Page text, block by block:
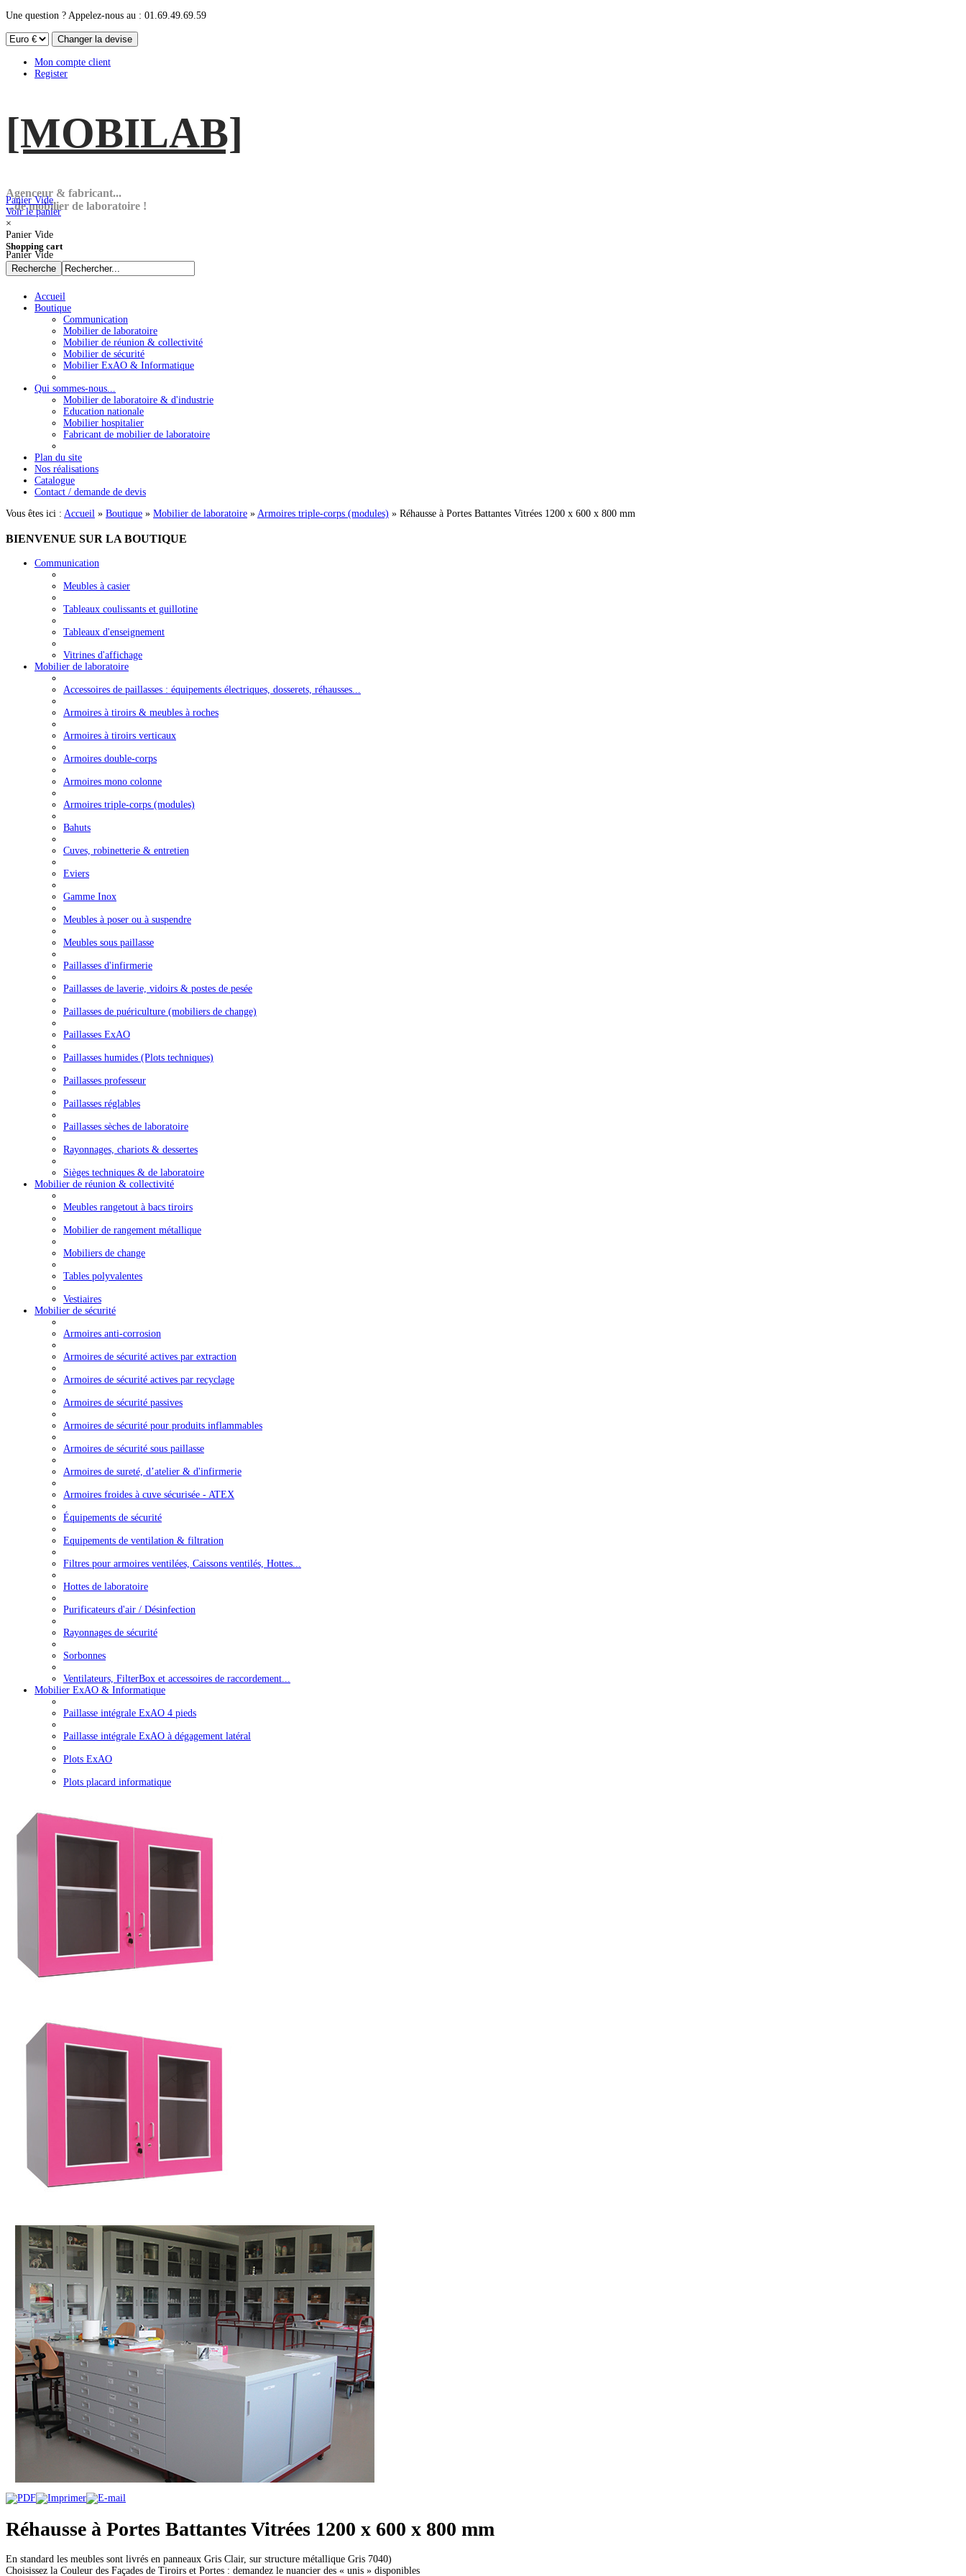
Une question ? Appelez-nous au : 01.69.49.69.59
Mon compte client
Register
[MOBILAB]
Agenceur & fabricant...
...de mobilier de laboratoire !
Panier Vide
Voir le panier
×
Panier Vide
Shopping cart
Panier Vide
Accueil
Boutique
Communication
Mobilier de laboratoire
Mobilier de réunion & collectivité
Mobilier de sécurité
Mobilier ExAO & Informatique
Qui sommes-nous...
Mobilier de laboratoire & d'industrie
Education nationale
Mobilier hospitalier
Fabricant de mobilier de laboratoire
Plan du site
Nos réalisations
Catalogue
Contact / demande de devis
Vous êtes ici : Accueil » Boutique » Mobilier de laboratoire » Armoires triple-corps (modules) » Réhausse à Portes Battantes Vitrées 1200 x 600 x 800 mm
BIENVENUE SUR LA BOUTIQUE
Communication
Meubles à casier
Tableaux coulissants et guillotine
Tableaux d'enseignement
Vitrines d'affichage
Mobilier de laboratoire
Accessoires de paillasses : équipements électriques, dosserets, réhausses...
Armoires à tiroirs & meubles à roches
Armoires à tiroirs verticaux
Armoires double-corps
Armoires mono colonne
Armoires triple-corps (modules)
Bahuts
Cuves, robinetterie & entretien
Eviers
Gamme Inox
Meubles à poser ou à suspendre
Meubles sous paillasse
Paillasses d'infirmerie
Paillasses de laverie, vidoirs & postes de pesée
Paillasses de puériculture (mobiliers de change)
Paillasses ExAO
Paillasses humides (Plots techniques)
Paillasses professeur
Paillasses réglables
Paillasses sèches de laboratoire
Rayonnages, chariots & dessertes
Sièges techniques & de laboratoire
Mobilier de réunion & collectivité
Meubles rangetout à bacs tiroirs
Mobilier de rangement métallique
Mobiliers de change
Tables polyvalentes
Vestiaires
Mobilier de sécurité
Armoires anti-corrosion
Armoires de sécurité actives par extraction
Armoires de sécurité actives par recyclage
Armoires de sécurité passives
Armoires de sécurité pour produits inflammables
Armoires de sécurité sous paillasse
Armoires de sureté, d’atelier & d'infirmerie
Armoires froides à cuve sécurisée - ATEX
Équipements de sécurité
Equipements de ventilation & filtration
Filtres pour armoires ventilées, Caissons ventilés, Hottes...
Hottes de laboratoire
Purificateurs d'air / Désinfection
Rayonnages de sécurité
Sorbonnes
Ventilateurs, FilterBox et accessoires de raccordement...
Mobilier ExAO & Informatique
Paillasse intégrale ExAO 4 pieds
Paillasse intégrale ExAO à dégagement latéral
Plots ExAO
Plots placard informatique
Réhausse à Portes Battantes Vitrées 1200 x 600 x 800 mm
En standard les meubles sont livrés en panneaux Gris Clair, sur structure métallique Gris 7040)
Choisissez la Couleur des Façades de Tiroirs et Portes : demandez le nuancier des « unis » disponibles